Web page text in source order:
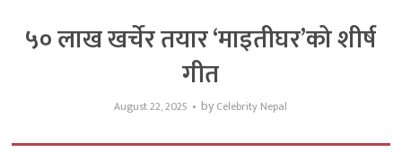
५० लाख खर्चेर तयार ‘माइतीघर’को शीर्ष
गीत
August 22, 2025 by Celebrity Nepal